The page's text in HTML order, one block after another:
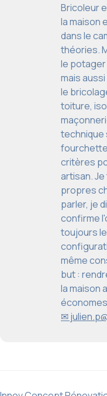
Bricoleur
la maison
dans le
théories.
le potager
mais
le
toiture,
technique
critères
artisan.
propres
parler, je
confirme
toujours
même
but :
la maison
✉